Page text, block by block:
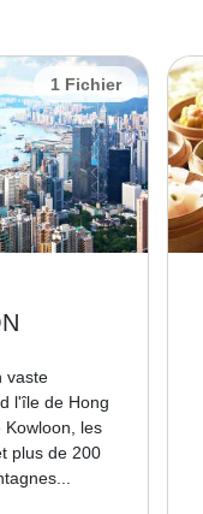
1 Fichier
vaste
l'île de Hong
Kowloon, les
plus de 200